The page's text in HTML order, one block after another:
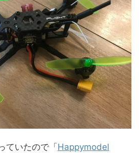
ていたので「Happymodel